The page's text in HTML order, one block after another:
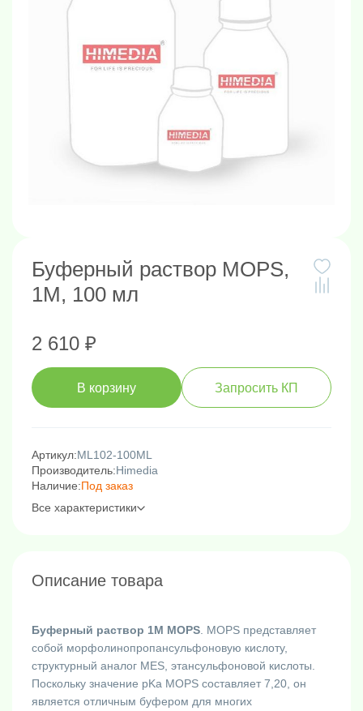
Буферный раствор MOPS,
1M, 100 мл
2 610 ₽
В корзину Запросить КП
Артикул:ML102-100ML
Производитель:Himedia
Наличие:Под заказ
Все характеристики
Описание товара
Буферный раствор 1M MOPS. MOPS представляет
собой морфолинопропансульфоновую кислоту,
структурный аналог MES, этансульфоновой кислоты.
Поскольку значение pKa MOPS составляет 7,20, он
является отличным буфером для многих